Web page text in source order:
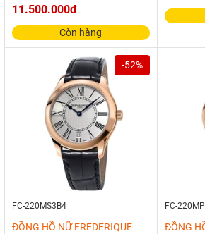
11.500.000đ
Còn hàng
-52%
FC-220MS3B4
ĐỒNG HỒ NỮ FREDERIQUE
FC-
ĐỒNG